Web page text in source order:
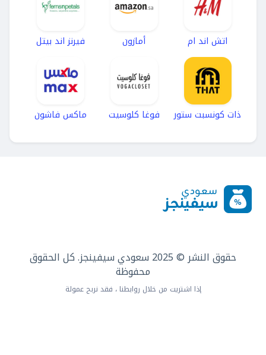
اتش اند ام أمازون فيرنز اند بيتل
ذات كونسبت ستور فوغا كلوسيت ماكس فاشون
حقوق النشر © 2025 سعودي سيفينجز. كل الحقوق
محفوظة
إذا اشتريت من خلال روابطنا ، فقد نربح عمولة